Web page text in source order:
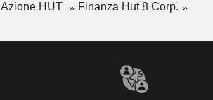
Azione HUT
Finanza Hut 8 Corp.